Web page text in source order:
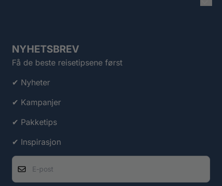
NYHETSBREV
Få de beste reisetipsene først
✔ Nyheter
✔ Kampanjer
✔ Pakketips
✔ Inspirasjon
E-post